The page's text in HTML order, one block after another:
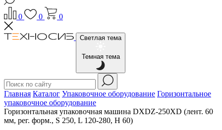
0 0 0
Светлая тема
Темная тема
Главная Каталог Упаковочное оборудование Горизонтальное
упаковочное оборудование
Горизонтальная упаковочная машина DXDZ-250XD (лент. 60
мм, рег. форм., S 250, L 120-280, H 60)